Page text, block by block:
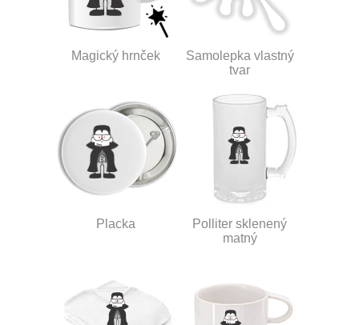
Magický hrnček
Samolepka vlastný
tvar
Placka
Polliter sklenený
matný